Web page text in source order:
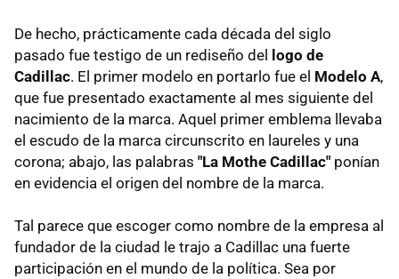
De hecho, prácticamente cada década del siglo
pasado fue testigo de un rediseño del logo de
Cadillac. El primer modelo en portarlo fue el Modelo A,
que fue presentado exactamente al mes siguiente del
nacimiento de la marca. Aquel primer emblema llevaba
el escudo de la marca circunscrito en laureles y una
corona; abajo, las palabras "La Mothe Cadillac" ponían
en evidencia el origen del nombre de la marca.
Tal parece que escoger como nombre de la empresa al
fundador de la ciudad le trajo a Cadillac una fuerte
participación en el mundo de la política. Sea por